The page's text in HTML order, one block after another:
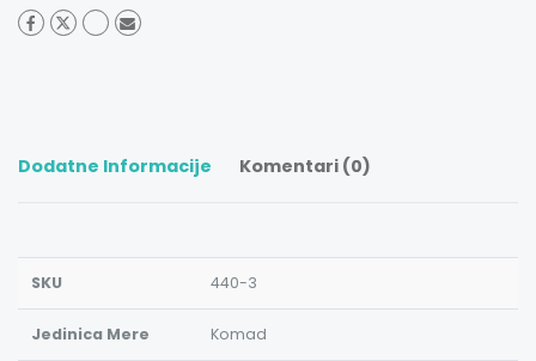
Dodatne Informacije Komentari (0)
SKU 440-3
Jedinica Mere Komad